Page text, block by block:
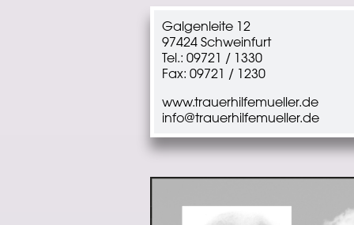
Galgenleite 12
97424 Schweinfurt
Tel.: 09721 / 1330
Fax: 09721 / 1230
www.trauerhilfemueller.de
info@trauerhilfemueller.de